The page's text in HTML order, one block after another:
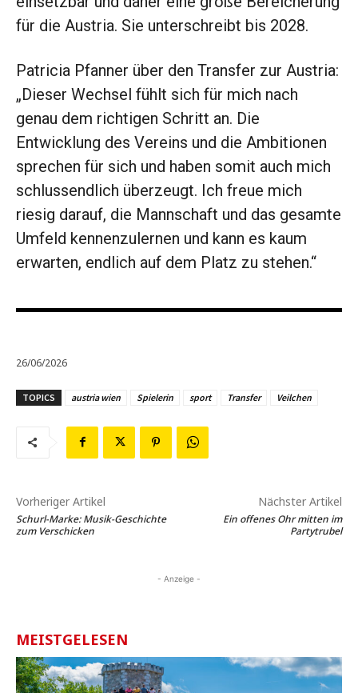
für die Austria. Sie unterschreibt bis 2028.
Patricia Pfanner über den Transfer zur Austria:
„Dieser Wechsel fühlt sich für mich nach
genau dem richtigen Schritt an. Die
Entwicklung des Vereins und die Ambitionen
sprechen für sich und haben somit auch mich
schlussendlich überzeugt. Ich freue mich
riesig darauf, die Mannschaft und das gesamte
Umfeld kennenzulernen und kann es kaum
erwarten, endlich auf dem Platz zu stehen.“
26/06/2026
TOPICS austria wien Spielerin sport Transfer Veilchen
Vorheriger Artikel
Schurl-Marke: Musik-Geschichte
zum Verschicken
Nächster Artikel
Ein offenes Ohr mitten im
Partytrubel
- Anzeige -
MEISTGELESEN